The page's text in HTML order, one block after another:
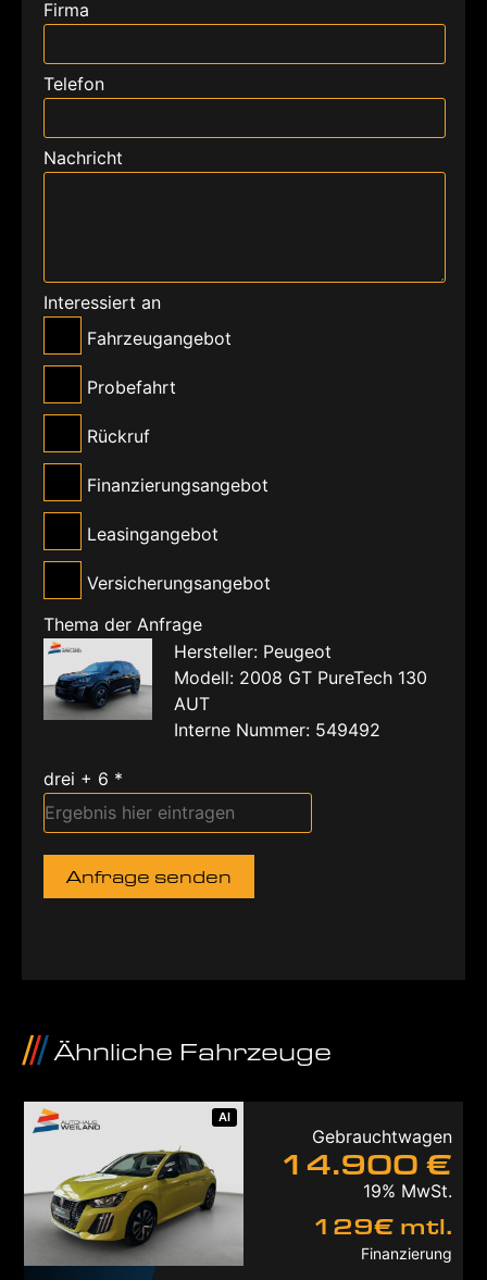
Firma
Telefon
Nachricht
Interessiert an
Fahrzeugangebot
Probefahrt
Rückruf
Finanzierungsangebot
Leasingangebot
Versicherungsangebot
Thema der Anfrage
Hersteller: Peugeot
Modell: 2008 GT PureTech 130
AUT
Interne Nummer: 549492
drei + 6 *
Anfrage senden
Ähnliche Fahrzeuge
AI
Gebrauchtwagen
14.900 €
19% MwSt.
129€ mtl.
Finanzierung